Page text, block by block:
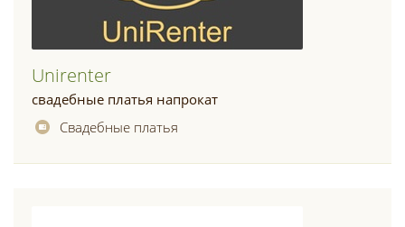
Unirenter
свадебные платья напрокат
Свадебные платья